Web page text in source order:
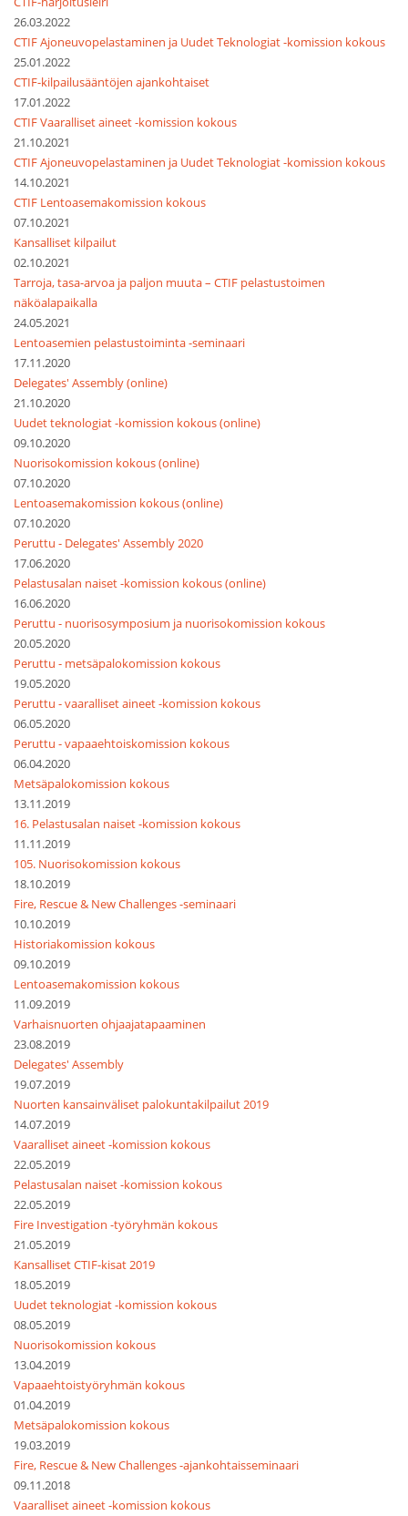
26.03.2022
CTIF Ajoneuvopelastaminen ja Uudet Teknologiat -komission kokous
25.01.2022
CTIF-kilpailusääntöjen ajankohtaiset
17.01.2022
CTIF Vaaralliset aineet -komission kokous
21.10.2021
CTIF Ajoneuvopelastaminen ja Uudet Teknologiat -komission kokous
14.10.2021
CTIF Lentoasemakomission kokous
07.10.2021
Kansalliset kilpailut
02.10.2021
Tarroja, tasa-arvoa ja paljon muuta – CTIF pelastustoimen
näköalapaikalla
24.05.2021
Lentoasemien pelastustoiminta -seminaari
17.11.2020
Delegates' Assembly (online)
21.10.2020
Uudet teknologiat -komission kokous (online)
09.10.2020
Nuorisokomission kokous (online)
07.10.2020
Lentoasemakomission kokous (online)
07.10.2020
Peruttu - Delegates' Assembly 2020
17.06.2020
Pelastusalan naiset -komission kokous (online)
16.06.2020
Peruttu - nuorisosymposium ja nuorisokomission kokous
20.05.2020
Peruttu - metsäpalokomission kokous
19.05.2020
Peruttu - vaaralliset aineet -komission kokous
06.05.2020
Peruttu - vapaaehtoiskomission kokous
06.04.2020
Metsäpalokomission kokous
13.11.2019
16. Pelastusalan naiset -komission kokous
11.11.2019
105. Nuorisokomission kokous
18.10.2019
Fire, Rescue & New Challenges -seminaari
10.10.2019
Historiakomission kokous
09.10.2019
Lentoasemakomission kokous
11.09.2019
Varhaisnuorten ohjaajatapaaminen
23.08.2019
Delegates' Assembly
19.07.2019
Nuorten kansainväliset palokuntakilpailut 2019
14.07.2019
Vaaralliset aineet -komission kokous
22.05.2019
Pelastusalan naiset -komission kokous
22.05.2019
Fire Investigation -työryhmän kokous
21.05.2019
Kansalliset CTIF-kisat 2019
18.05.2019
Uudet teknologiat -komission kokous
08.05.2019
Nuorisokomission kokous
13.04.2019
Vapaaehtoistyöryhmän kokous
01.04.2019
Metsäpalokomission kokous
19.03.2019
Fire, Rescue & New Challenges -ajankohtaisseminaari
09.11.2018
Vaaralliset aineet -komission kokous